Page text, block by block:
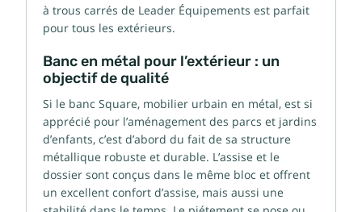
à trous carrés de Leader Équipements est parfait
pour tous les extérieurs.
Banc en métal pour l’extérieur : un
objectif de qualité
Si le banc Square, mobilier urbain en métal, est si
apprécié pour l’aménagement des parcs et jardins
d’enfants, c’est d’abord du fait de sa structure
métallique robuste et durable. L’assise et le
dossier sont conçus dans le même bloc et offrent
un excellent confort d’assise, mais aussi une